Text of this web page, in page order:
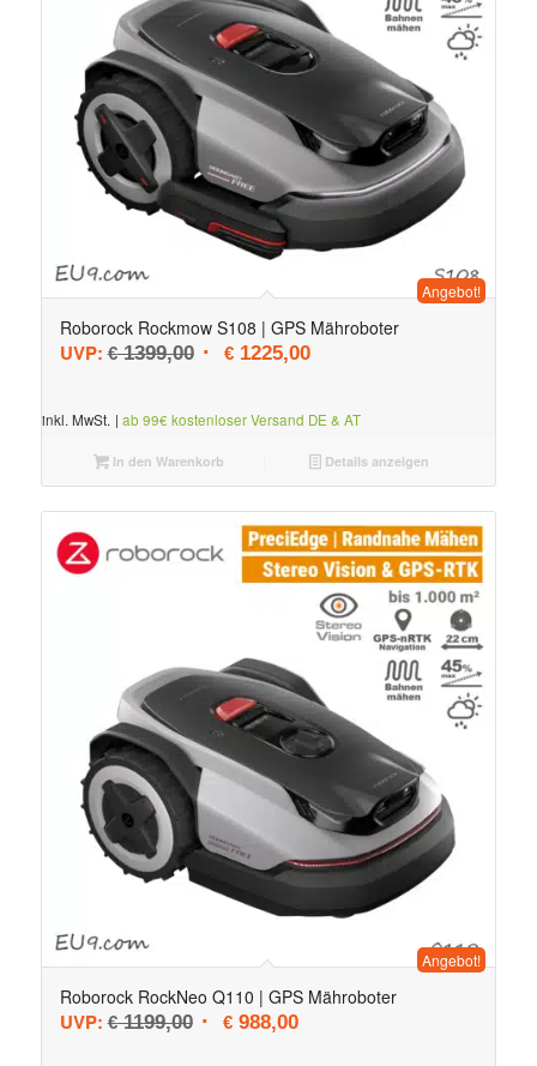
Roborock Rockmow S108 | GPS Mähroboter
UVP: €1399,00 Ursprünglicher Preis war: € 1399,00
€1225,00Aktueller Preis ist: €
Angebot!
inkl. MwSt. | ab 99€ kostenloser Versand DE & AT
In den Warenkorb Details anzeigen
Roborock RockNeo Q110 | GPS Mähroboter
UVP: €1199,00 Ursprünglicher Preis war: € 1199,00
€988,00Aktueller Preis ist: € 988,00.
Angebot!